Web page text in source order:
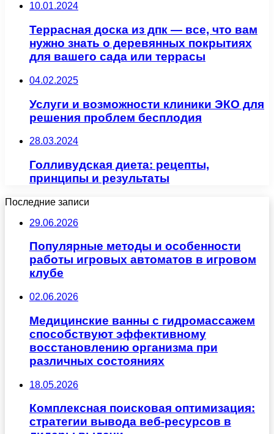
10.01.2024
Террасная доска из дпк — все, что вам
нужно знать о деревянных покрытиях
для вашего сада или террасы
04.02.2025
Услуги и возможности клиники ЭКО для
решения проблем бесплодия
28.03.2024
Голливудская диета: рецепты,
принципы и результаты
Последние записи
29.06.2026
Популярные методы и особенности
работы игровых автоматов в игровом
клубе
02.06.2026
Медицинские ванны с гидромассажем
способствуют эффективному
восстановлению организма при
различных состояниях
18.05.2026
Комплексная поисковая оптимизация:
стратегии вывода веб-ресурсов в